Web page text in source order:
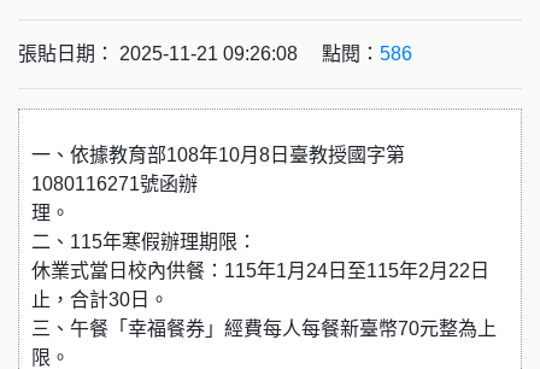
張貼日期： 2025-11-21 09:26:08 點閱： 586
一、依據教育部108年10月8日臺教授國字第
1080116271號函辦
理。
二、115年寒假辦理期限：
休業式當日校內供餐：115年1月24日至115年2月22日
止，合計30日。
三、午餐「幸福餐券」經費每人每餐新臺幣70元整為上
限。